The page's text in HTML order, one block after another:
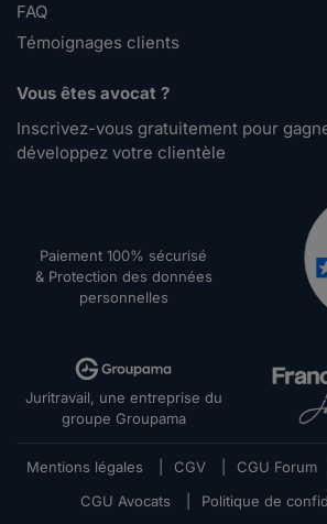
FAQ
Témoignages clients
Vous êtes avocat ?
Inscrivez-vous gratuitement pour
développez votre clientèle
Paiement 100% sécurisé
& Protection des données
personnelles
Juritravail, une entreprise du
groupe Groupama
Mentions légales CGV CGU Forum
CGU Avocats
Politique de